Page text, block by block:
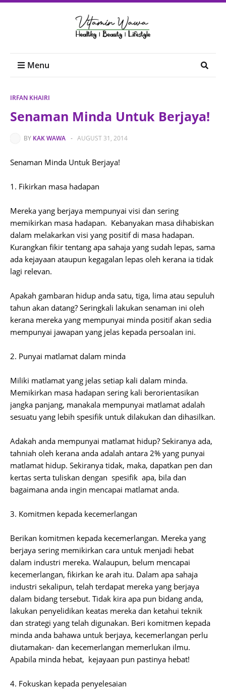
Menu
IRFAN KHAIRI
Senaman Minda Untuk Berjaya!
BY KAK WAWA - AUGUST 31, 2014
Senaman Minda Untuk Berjaya!
1. Fikirkan masa hadapan
Mereka yang berjaya mempunyai visi dan sering
memikirkan masa hadapan. Kebanyakan masa dihabiskan
dalam melakarkan visi yang positif di masa hadapan.
Kurangkan fikir tentang apa sahaja yang sudah lepas, sama
ada kejayaan ataupun kegagalan lepas oleh kerana ia tidak
lagi relevan.
Apakah gambaran hidup anda satu, tiga, lima atau sepuluh
tahun akan datang? Seringkali lakukan senaman ini oleh
kerana mereka yang mempunyai minda positif akan sedia
mempunyai jawapan yang jelas kepada persoalan ini.
2. Punyai matlamat dalam minda
Miliki matlamat yang jelas setiap kali dalam minda.
Memikirkan masa hadapan sering kali berorientasikan
jangka panjang, manakala mempunyai matlamat adalah
sesuatu yang lebih spesifik untuk dilakukan dan dihasilkan.
Adakah anda mempunyai matlamat hidup? Sekiranya ada,
tahniah oleh kerana anda adalah antara 2% yang punyai
matlamat hidup. Sekiranya tidak, maka, dapatkan pen dan
kertas serta tuliskan dengan spesifik apa, bila dan
bagaimana anda ingin mencapai matlamat anda.
3. Komitmen kepada kecemerlangan
Berikan komitmen kepada kecemerlangan. Mereka yang
berjaya sering memikirkan cara untuk menjadi hebat
dalam industri mereka. Walaupun, belum mencapai
kecemerlangan, fikirkan ke arah itu. Dalam apa sahaja
industri sekalipun, telah terdapat mereka yang berjaya
dalam bidang tersebut. Tidak kira apa pun bidang anda,
lakukan penyelidikan keatas mereka dan ketahui teknik
dan strategi yang telah digunakan. Beri komitmen kepada
minda anda bahawa untuk berjaya, kecemerlangan perlu
diutamakan- dan kecemerlangan memerlukan ilmu.
Apabila minda hebat, kejayaan pun pastinya hebat!
4. Fokuskan kepada penyelesaian